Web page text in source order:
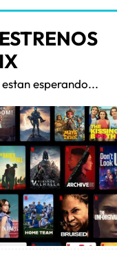
esperando...